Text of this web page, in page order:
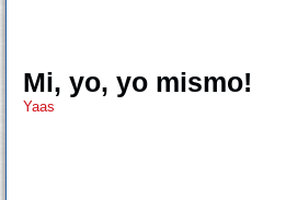
Mi, yo, yo mismo!
Yaas